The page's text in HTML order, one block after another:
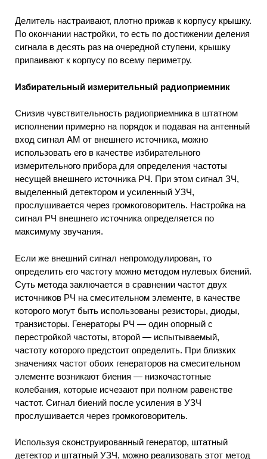
Делитель настраивают, плотно прижав к корпусу крышку.
По окончании настройки, то есть по достижении деления
сигнала в десять раз на очередной ступени, крышку
припаивают к корпусу по всему периметру.
Избирательный измерительный радиоприемник
Снизив чувствительность радиоприемника в штатном
исполнении примерно на порядок и подавая на антенный
вход сигнал АМ от внешнего источника, можно
использовать его в качестве избирательного
измерительного прибора для определения частоты
несущей внешнего источника РЧ. При этом сигнал ЗЧ,
выделенный детектором и усиленный УЗЧ,
прослушивается через громкоговоритель. Настройка на
сигнал РЧ внешнего источника определяется по
максимуму звучания.
Если же внешний сигнал непромодулирован, то
определить его частоту можно методом нулевых биений.
Суть метода заключается в сравнении частот двух
источников РЧ на смесительном элементе, в качестве
которого могут быть использованы резисторы, диоды,
транзисторы. Генераторы РЧ — один опорный с
перестройкой частоты, второй — испытываемый,
частоту которого предстоит определить. При близких
значениях частот обоих генераторов на смесительном
элементе возникают биения — низкочастотные
колебания, которые исчезают при полном равенстве
частот. Сигнал биений после усиления в УЗЧ
прослушивается через громкоговоритель.
Используя сконструированный генератор, штатный
детектор и штатный УЗЧ, можно реализовать этот метод